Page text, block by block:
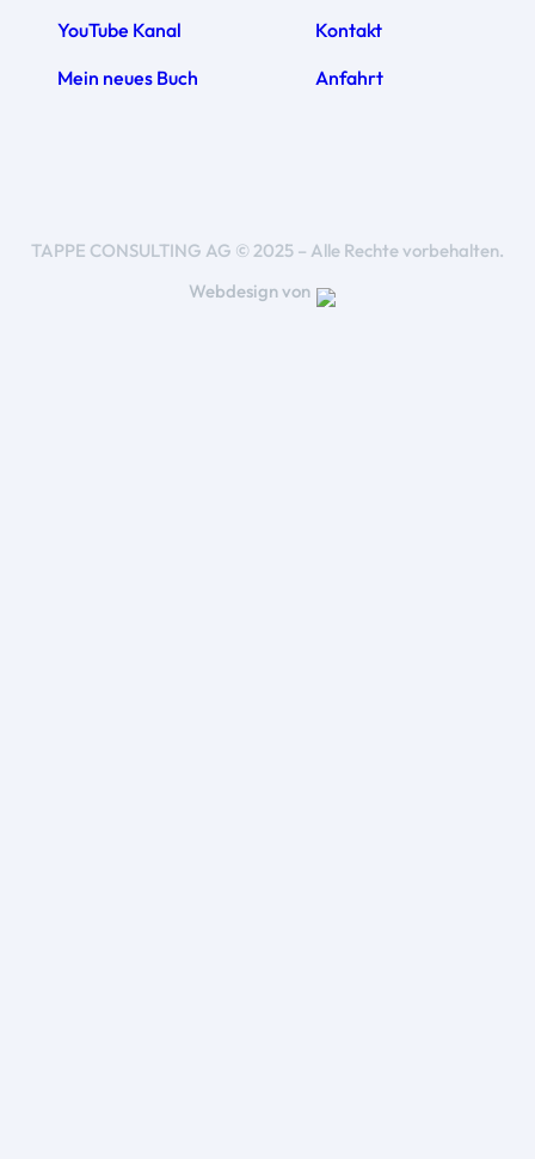
YouTube Kanal
Mein neues Buch
Kontakt
Anfahrt
TAPPE CONSULTING AG © 2025 – Alle Rechte vorbehalten.
Webdesign von